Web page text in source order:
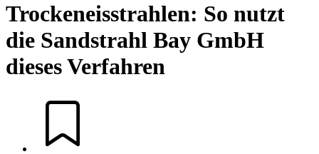
Trockeneisstrahlen: So nutzt
die Sandstrahl Bay GmbH
dieses Verfahren